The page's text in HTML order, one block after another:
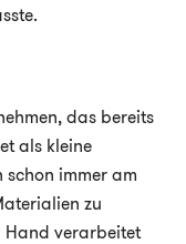
das bereits
als kleine
immer am
zu
Hand verarbeitet